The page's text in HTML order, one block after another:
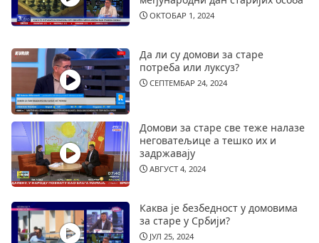
ОКТОБАР 1, 2024
Да ли су домови за старе
потреба или луксуз?
СЕПТЕМБАР 24, 2024
Домови за старе све теже налазе
неговатељице а тешко их и
задржавају
АВГУСТ 4, 2024
Каква је безбедност у домовима
за старе у Србији?
ЈУЛ 25, 2024